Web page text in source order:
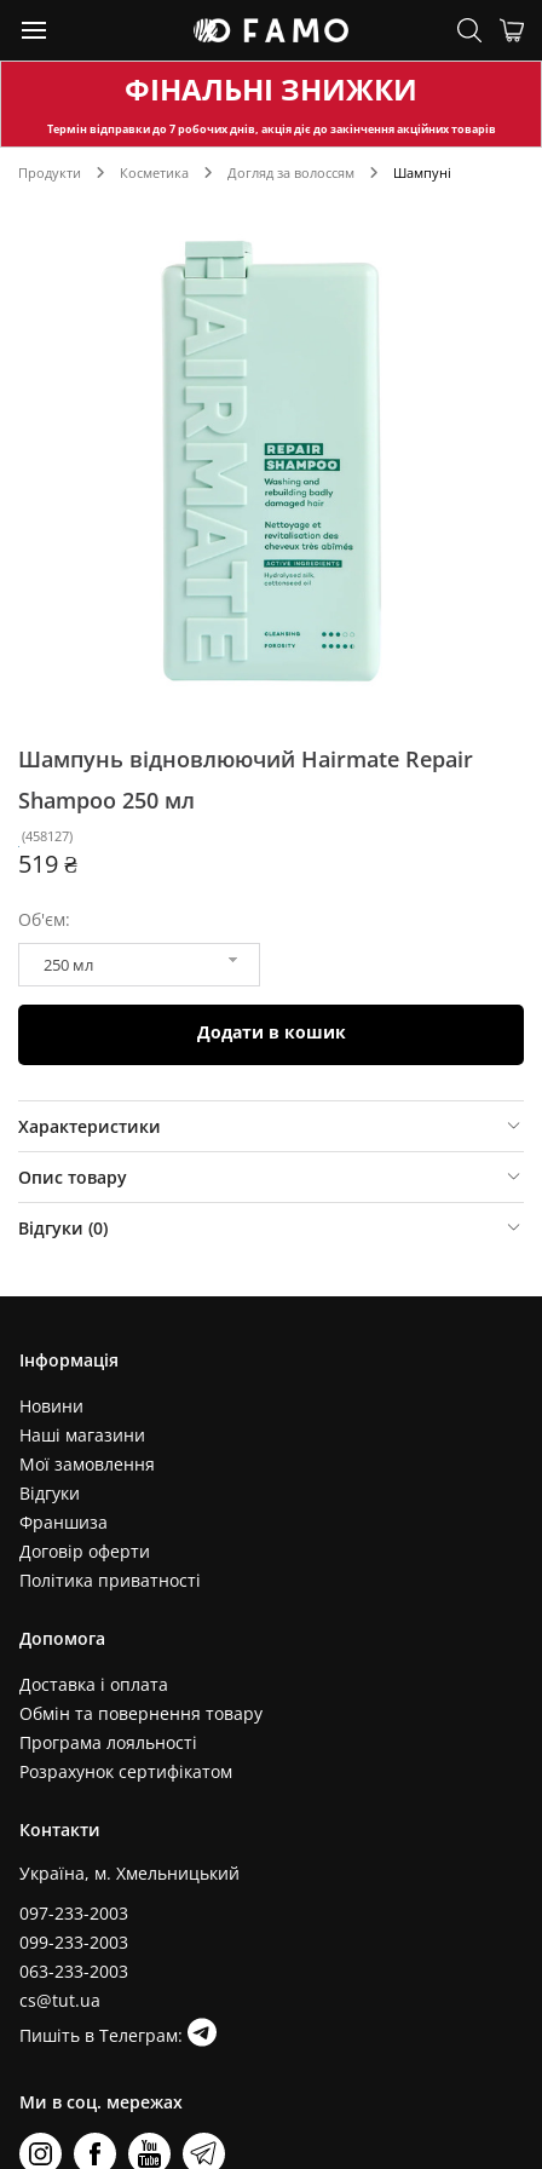
ФІНАЛЬНІ ЗНИЖКИ
Термін відправкидо 7 робочих днів, акція діє до закінчення акційних товарів
Продукти Косметика Догляд за волоссям Шампуні
Шампунь відновлюючий Hairmate Repair
Shampoo 250 мл
(458127)
519 ₴
Об'єм:
250 мл
Додати в кошик
Характеристики
Опис товару
Відгуки (0)
Інформація
Новини
Наші магазини
Мої замовлення
Відгуки
Франшиза
Договір оферти
Політика приватності
Допомога
Доставка і оплата
Обмін та повернення товару
Програма лояльності
Розрахунок сертифікатом
Контакти
Україна, м. Хмельницький
097-233-2003
099-233-2003
063-233-2003
cs@tut.ua
Пишіть в Телеграм:
Ми в соц. мережах